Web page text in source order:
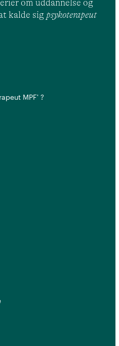
om uddannelse og
kalde sig psykoterapeut
MPF' ?